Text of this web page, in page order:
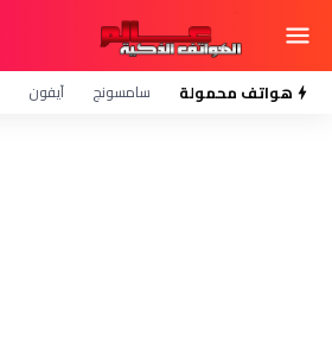
هواتف محمولة سامسونج آيفون